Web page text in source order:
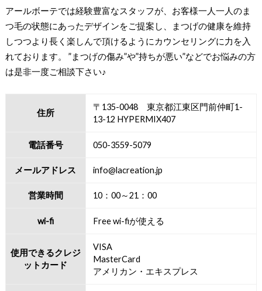
アールボーテでは経験豊富なスタッフが、お客様一人一人のま
つ毛の状態にあったデザインをご提案し、まつげの健康を維持
しつつより長く楽しんで頂けるようにカウンセリングに力を入
れております。 ”まつげの傷み”や”持ちが悪い”などでお悩みの方
は是非一度ご相談下さい♪
住所
〒135-0048 東京都江東区門前仲町1-
13-12 HYPERMIX407
電話番号 050-3559-5079
メールアドレス info@lacreation.jp
営業時間 10：00～21：00
wi-fi Free wi-fiが使える
使用できるクレジ
ットカード
VISA
MasterCard
アメリカン・エキスプレス